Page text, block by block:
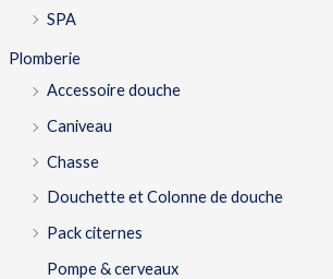
SPA
Plomberie
Accessoire douche
Caniveau
Chasse
Douchette et Colonne de douche
Pack citernes
Pompe & cerveaux